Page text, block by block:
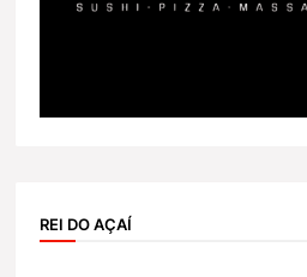
REI DO AÇAÍ